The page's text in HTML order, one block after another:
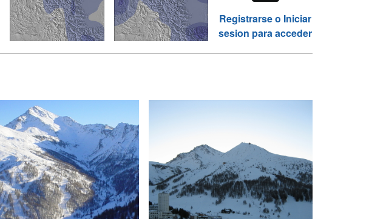
Registrarse o Iniciar
sesion para acceder